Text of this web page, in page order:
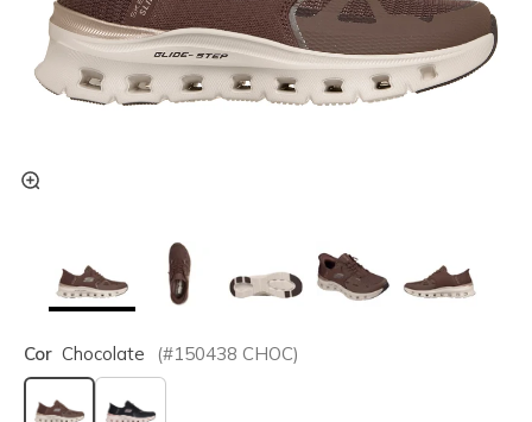
Cor Chocolate (#150438 CHOC)